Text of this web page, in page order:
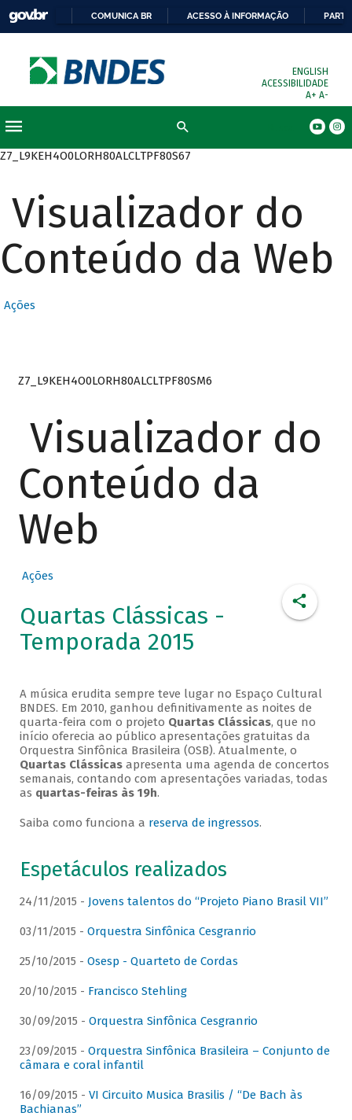
COMUNICA BR ACESSO À INFORMAÇÃO
ENGLISH
ACESSIBILIDADE
A+ A-
Z7_L9KEH4O0LORH80ALCLTPF80S67
Visualizador do
Conteúdo da Web
Ações
Z7_L9KEH4O0LORH80ALCLTPF80SM6
Visualizador do
Conteúdo da
Web
Ações
Quartas Clássicas -
Temporada 2015
A música erudita sempre teve lugar no Espaço Cultural
BNDES. Em 2010, ganhou definitivamente as noites de
quarta-feira com o projeto Quartas Clássicas, que no
início oferecia ao público apresentações gratuitas da
Orquestra Sinfônica Brasileira (OSB). Atualmente, o
Quartas Clássicasapresenta uma agenda de concertos
semanais, contando com apresentações variadas, todas
as quartas-feiras às 19h.
Saiba como funciona a reserva de ingressos.
Espetáculos realizados
24/11/2015 - Jovens talentos do “Projeto Piano Brasil VII”
03/11/2015 - Orquestra Sinfônica Cesgranrio
25/10/2015 - Osesp - Quarteto de Cordas
20/10/2015 - Francisco Stehling
30/09/2015 - Orquestra Sinfônica Cesgranrio
23/09/2015 - Orquestra Sinfônica Brasileira – Conjunto de
câmara e coral infantil
16/09/2015 - VI Circuito Musica Brasilis / “De Bach às
Bachianas”